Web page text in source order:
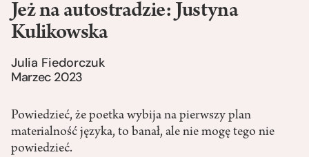
Jeż na autostradzie: Justyna
Kulikowska
Julia Fiedorczuk
Marzec 2023
Powiedzieć, że poetka wybija na pierwszy plan
materialność języka, to banał, ale nie mogę tego nie
powiedzieć.